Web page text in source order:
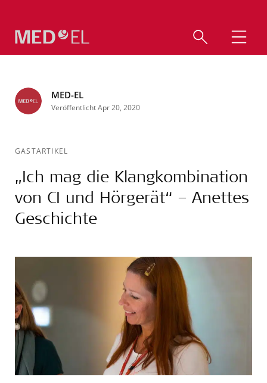
MED-EL
Veröffentlicht Apr 20, 2020
GASTARTIKEL
„Ich mag die Klangkombination
von CI und Hörgerät“ – Anettes
Geschichte